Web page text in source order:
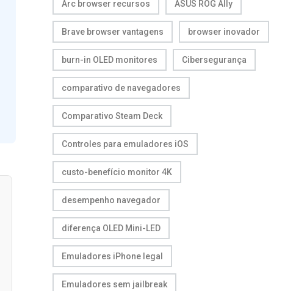
Arc browser recursos ASUS ROG Ally
Brave browser vantagens browser inovador
burn-in OLED monitores Cibersegurança
comparativo de navegadores
Comparativo Steam Deck
Controles para emuladores iOS
custo-benefício monitor 4K
desempenho navegador
diferença OLED Mini-LED
Emuladores iPhone legal
Emuladores sem jailbreak